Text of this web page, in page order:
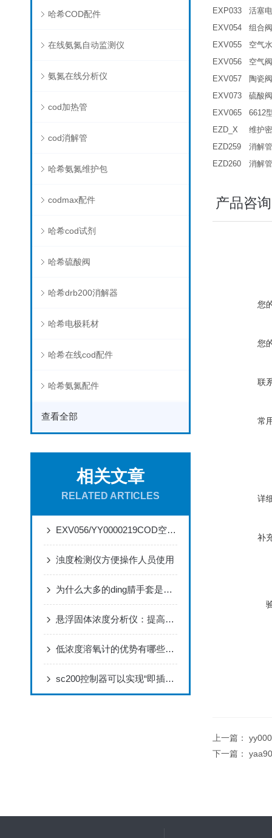
哈希COD配件
在线氨氮自动监测仪
氨氮在线分析仪
cod加热管
cod消解管
哈希氨氮维护包
codmax配件
哈希cod试剂
哈希硫酸阀
哈希drb200消解器
哈希电极耗材
哈希在线cod配件
哈希氨氮配件
查看全部
相关文章
RELATED ARTICLES
EXV056/YY0000219COD空气阀的特点和应用
浊度检测仪方便操作人员使用
为什么大多的ding腈手套是蓝色？
悬浮固体浓度分析仪：提高粒子分析准确性与效率
低浓度溶氧计的优势有哪些？看完下文就知道了
sc200控制器可以实现“即插即用”型操作
EXP033
活塞
EXV054
组合阀
EXV055
空气
EXV056
空气阀
EXV057
陶瓷阀
EXV073
硫酸
EXV065
6612
EZD_X
维护
EZD259
消解
EZD260
消解
产品咨询
您
您
联
常
详
补
上一篇：
下一篇：